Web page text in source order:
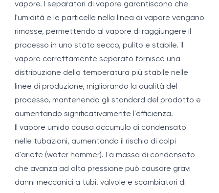
vapore. I separatori di vapore garantiscono che
l'umidità e le particelle nella linea di vapore vengano
rimosse, permettendo al vapore di raggiungere il
processo in uno stato secco, pulito e stabile. Il
vapore correttamente separato fornisce una
distribuzione della temperatura più stabile nelle
linee di produzione, migliorando la qualità del
processo, mantenendo gli standard del prodotto e
aumentando significativamente l'efficienza.
Il vapore umido causa accumulo di condensato
nelle tubazioni, aumentando il rischio di colpi
d'ariete (water hammer). La massa di condensato
che avanza ad alta pressione può causare gravi
danni meccanici a tubi, valvole e scambiatori di